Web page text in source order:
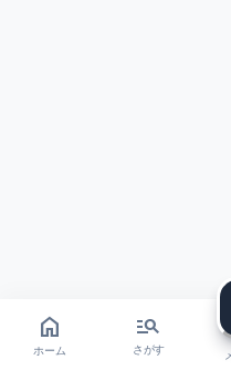
home
ホーム
manage_search
さがす